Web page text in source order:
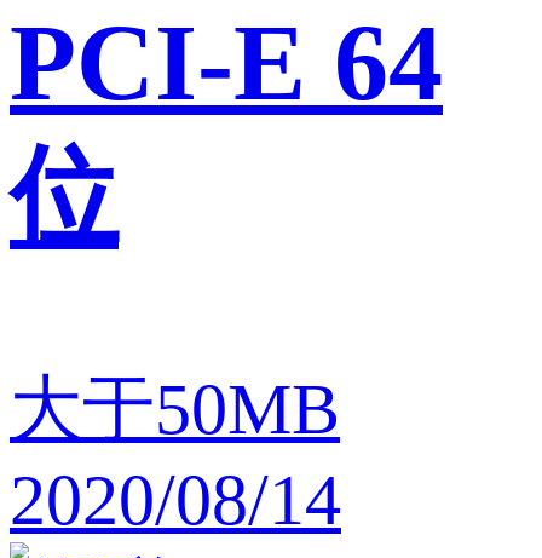
PCI-E 64
位
大于50MB
2020/08/14